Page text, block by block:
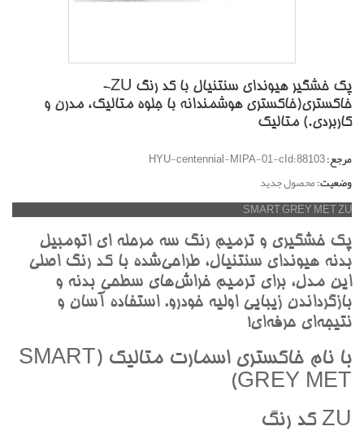
پک خشگير هیوندای سنتنیال با کد رنگ ZU-
خاکستري(خاکستري هوشمندانه با جلوه متاليک، مدرن و
کاربردي.) متاليک
مرجع:HYU-centennial-MIPA-01-cId:88103
وضعیت:محصول جدید
SMART GREY MET ZU
پک خشگيري و ترميم رنگ سه مرحله اي اتومبيل
بدنه هيونداي سنتنيال، طراحي‌شده با کد رنگ اصلي
اين مدل، براي ترميم خراش‌هاي سطحي بدنه و
بازگرداندن زيبايي اوليه خودرو. استفاده آسان و
نتيجه‌اي حرفه‌اي!
با نام خاکستري اسمارت متاليک (SMART
GREY MET)
ZU کد رنگ